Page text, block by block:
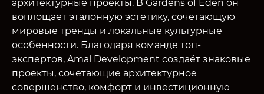
архитектурные проекты. В Gardens of Eden он
воплощает эталонную эстетику, сочетающую
мировые тренды и локальные культурные
особенности. Благодаря команде топ-
экспертов, Amal Development создаёт знаковые
проекты, сочетающие архитектурное
совершенство, комфорт и инвестиционную